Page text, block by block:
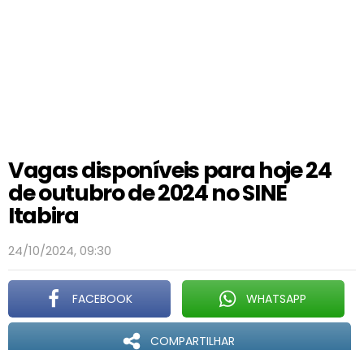
Vagas disponíveis para hoje 24
de outubro de 2024 no SINE
Itabira
24/10/2024, 09:30
FACEBOOK WHATSAPP
COMPARTILHAR